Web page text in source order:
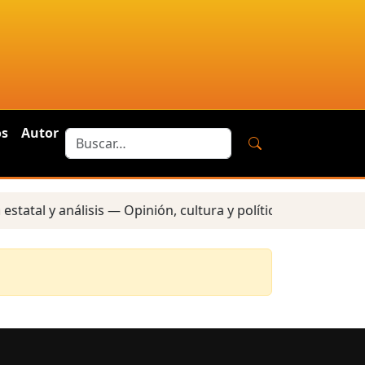
Autor
y análisis — Opinión, cultura y política —